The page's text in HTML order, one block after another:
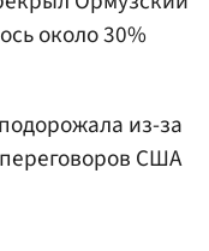
около 30%
из-за
США